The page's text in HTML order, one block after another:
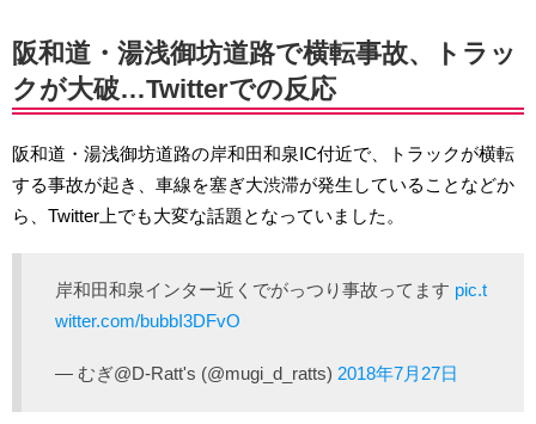
阪和道・湯浅御坊道路で横転事故、トラッ
クが大破…Twitterでの反応
阪和道・湯浅御坊道路の岸和田和泉IC付近で、トラックが横転
する事故が起き、車線を塞ぎ大渋滞が発生していることなどか
ら、Twitter上でも大変な話題となっていました。
岸和田和泉インター近くでがっつり事故ってます pic.t
witter.com/bubbI3DFvO
— むぎ@D-Ratt's (@mugi_d_ratts) 2018年7月27日